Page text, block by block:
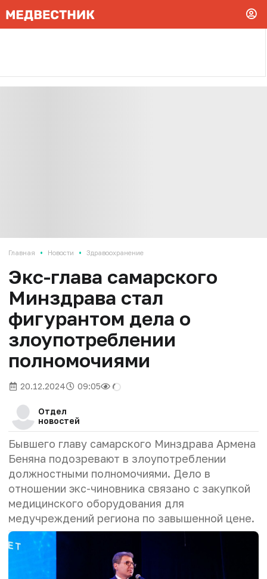
Главная • Новости • Здравоохранение
Экс-глава самарского
Минздрава стал
фигурантом дела о
злоупотреблении
полномочиями
20.12.2024 09:05
Отдел
новостей
Бывшего главу самарского Минздрава Армена
Беняна подозревают в злоупотреблении
должностными полномочиями. Дело в
отношении экс-чиновника связано с закупкой
медицинского оборудования для
медучреждений региона по завышенной цене.